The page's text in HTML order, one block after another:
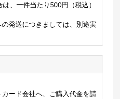
、一件当たり500円（税込）
発送につきましては、別途実
ード会社へ、ご購入代金を請